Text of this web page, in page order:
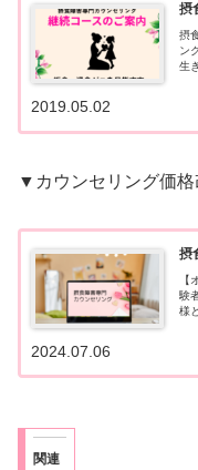
摂
摂
ン
生
2019.05.02
▼カウンセリング価
摂
【
験
様
2024.07.06
関連